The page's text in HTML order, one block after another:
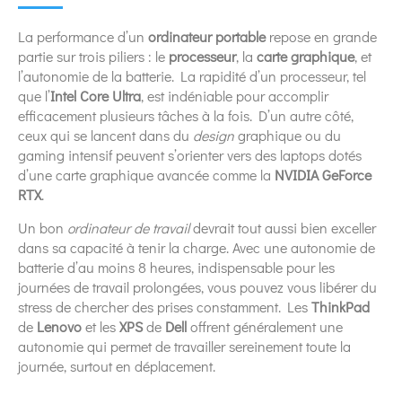
La performance d’un ordinateur portablerepose en grande
partie sur trois piliers : le processeur, la carte graphique, et
l’autonomie de la batterie. La rapidité d’un processeur, tel
que l’Intel Core Ultra, est indéniable pour accomplir
efficacement plusieurs tâches à la fois. D’un autre côté,
ceux qui se lancent dans du designgraphique ou du
gaming intensif peuvent s’orienter vers des laptops dotés
d’une carte graphique avancée comme la NVIDIA GeForce
RTX.
Un bon ordinateur de travaildevrait tout aussi bien exceller
dans sa capacité à tenir la charge. Avec une autonomie de
batterie d’au moins 8 heures, indispensable pour les
journées de travail prolongées, vous pouvez vous libérer du
stress de chercher des prises constamment. LesThinkPad
de Lenovoet lesXPSde Delloffrent généralement une
autonomie qui permet de travailler sereinement toute la
journée, surtout en déplacement.